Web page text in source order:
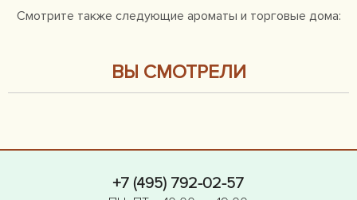
Смотрите также следующие ароматы и торговые дома:
ВЫ СМОТРЕЛИ
+7 (495) 792-02-57